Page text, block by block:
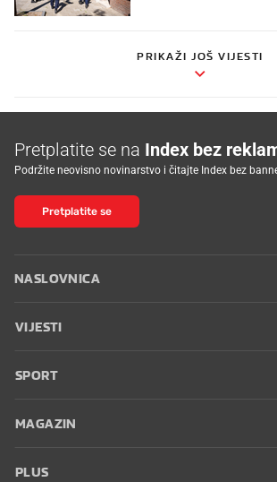
PRIKAŽI JOŠ VIJESTI
Pretplatite se na Index bez
Podržite neovisno novinarstvo i čitajte Index bez
Pretplatite se
NASLOVNICA
VIJESTI
SPORT
MAGAZIN
PLUS